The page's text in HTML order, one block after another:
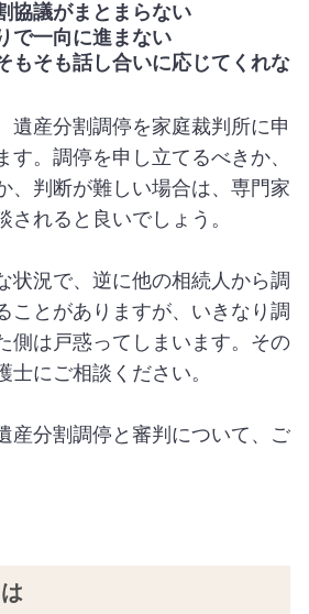
協議がまとまらない
で一向に進まない
もそも話し合いに応じてくれな
遺産分割調停を家庭裁判所に申
す。調停を申し立てるべきか、
、判断が難しい場合は、専門家
されると良いでしょう。
状況で、逆に他の相続人から調
ことがありますが、いきなり調
側は戸惑ってしまいます。その
士にご相談ください。
産分割調停と審判について、ご